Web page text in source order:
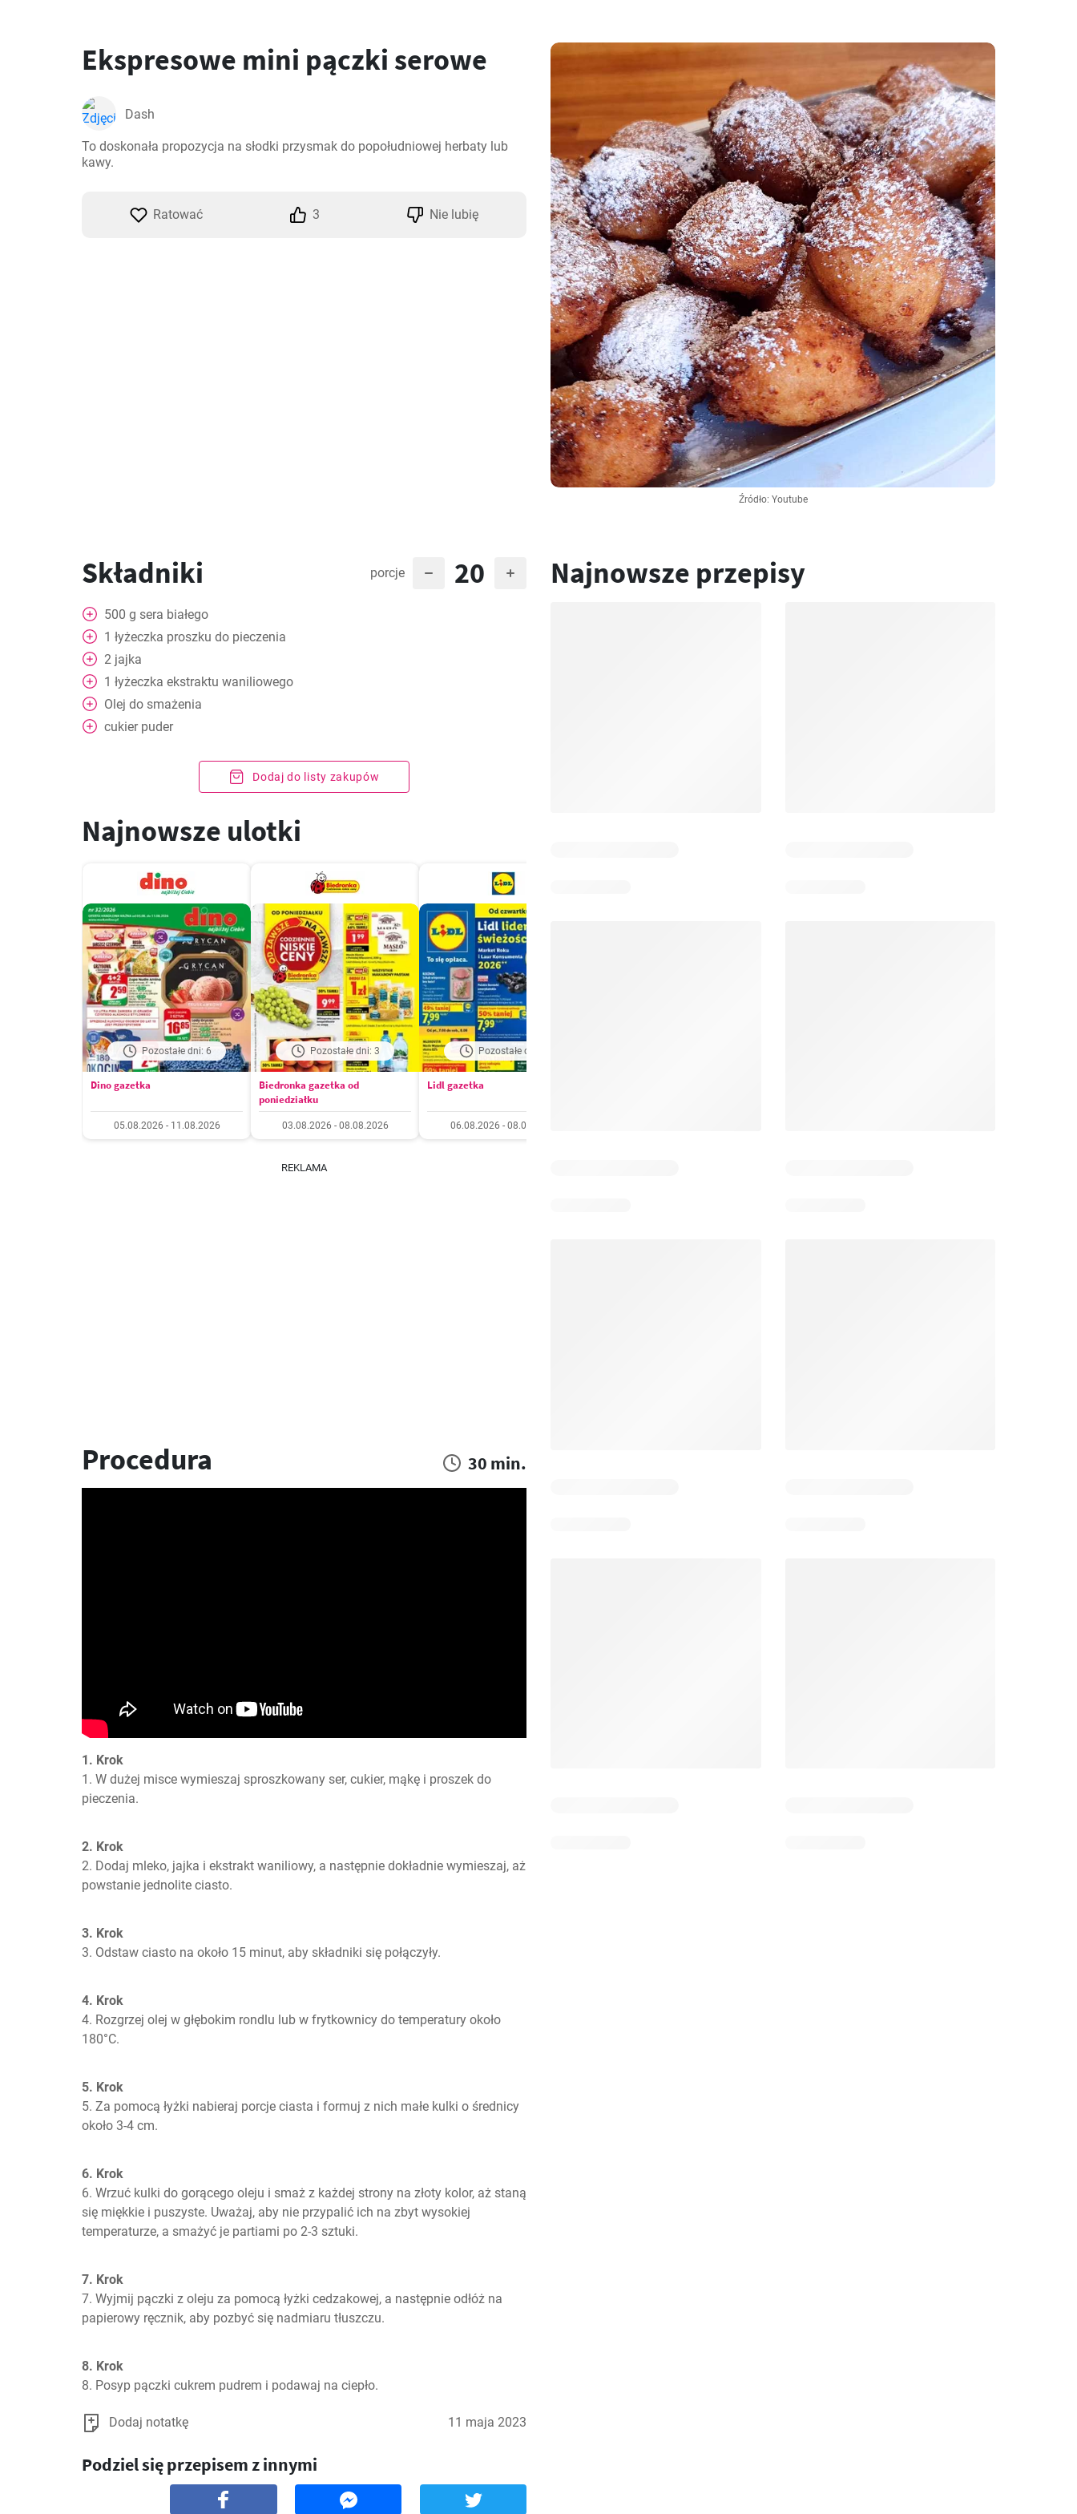
Źródło: Youtube
Ekspresowe mini pączki serowe
Dash
To doskonała propozycja na słodki przysmak do popołudniowej herbaty lub
kawy.
Ratować 3 Nie lubię
Składniki porcje 20
500 g sera białego
1 łyżeczka proszku do pieczenia
2 jajka
1 łyżeczka ekstraktu waniliowego
Olej do smażenia
cukier puder
Dodaj do listy zakupów
Najnowsze ulotki
Pozostałe dni: 6
Dino gazetka
05.08.2026 - 11.08.2026
Pozostałe dni: 3
Biedronka gazetka od
poniedziałku
03.08.2026 - 08.08.2026
Pozostałe dni: 3
Lidl gazetka
06.08.2026 - 08.08.2026
REKLAMA
Procedura 30 min.
1. Krok
1. W dużej misce wymieszaj sproszkowany ser, cukier, mąkę i proszek do
pieczenia.
2. Krok
2. Dodaj mleko, jajka i ekstrakt waniliowy, a następnie dokładnie wymieszaj, aż
powstanie jednolite ciasto.
3. Krok
3. Odstaw ciasto na około 15 minut, aby składniki się połączyły.
4. Krok
4. Rozgrzej olej w głębokim rondlu lub w frytkownicy do temperatury około
180°C.
5. Krok
5. Za pomocą łyżki nabieraj porcje ciasta i formuj z nich małe kulki o średnicy
około 3-4 cm.
6. Krok
6. Wrzuć kulki do gorącego oleju i smaż z każdej strony na złoty kolor, aż staną
się miękkie i puszyste. Uważaj, aby nie przypalić ich na zbyt wysokiej
temperaturze, a smażyć je partiami po 2-3 sztuki.
7. Krok
7. Wyjmij pączki z oleju za pomocą łyżki cedzakowej, a następnie odłóż na
papierowy ręcznik, aby pozbyć się nadmiaru tłuszczu.
8. Krok
8. Posyp pączki cukrem pudrem i podawaj na ciepło.
Dodaj notatkę 11 maja 2023
Podziel się przepisem z innymi
Najnowsze przepisy